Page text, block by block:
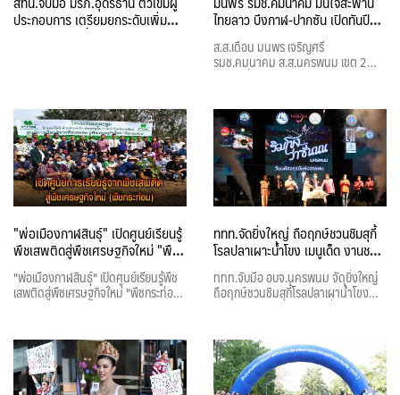
ประกอบการ เตรียมยกระดับเพิ่ม
มูลค่า “อาหารพื้นถิ่นภูไทใน
ไทยลาว บึงกาฬ-ปากซัน เปิดทันปี
ส.ส.เดือน มนพร เจริญศรี
รมช.คมนาคม ส.ส.นครพนม เขต 2
พรรคเพื่อไทย นำทีมแกนนำผู้แทน
สะพานไทยลาวแห่งใหม่ บึงกาฬ ปากซัน
สปป.ลาว ก้าวหน้ากว่า 80 เปอร์เซ็นต์
มั่นใจเสร็จทันเปิดใช้งานปีหน้า 2567
คาดส่งผลเศรษฐกิจท่องเที่ยวชายแดน
"พ่อเมืองกาฬสินธุ์" เปิดศูนย์เรียนรู้
พืชเสพติดสู่พืชเศรษฐกิจใหม่ "พืช
กระท่อม" นำมาแปรรูปเป็น
ผลิตภัณฑ์
"พ่อเมืองกาฬสินธุ์" เปิดศูนย์เรียนรู้พืช
เสพติดสู่พืชเศรษฐกิจใหม่ "พืชกระท่อม"
นำมาแปรรูปเป็นผลิตภัณฑ์
ททท.จัดยิ่งใหญ่ ถือฤกษ์ชวนชิมสุกี้
โรลปลาเผาะน้ำโขง เมนูเด็ด งานชม
ชิมช็อป ริมโขงว่าซั่นนน นครพนม
ททท.จับมือ อบจ.นครพนม จัดยิ่งใหญ่
ถือฤกษ์ชวนชิมสุกี้โรลปลาเผาน้ำโขง
เมนูเด็ด เปิดงาน ริมโขงว่าซั่นนน วัน
หนึ่งเปิดตัวเมนูเด็ดปรุงอาหารจากปลา
เผาะน้ำโขงขึ้นชื่อ กระตุ้นเศรษฐกิจ ท่อง
เที่ยว ยกระดับถนนสวรรค์ชายโขง อันซีน
นครพนม